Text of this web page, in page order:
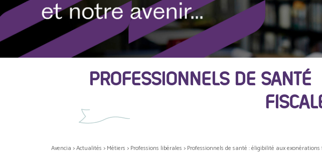
PROFESSIONNELS DE
Avencia >Actualités > Métiers > Professions libérales > Professionnels de santé : éligibilité aux exonérations